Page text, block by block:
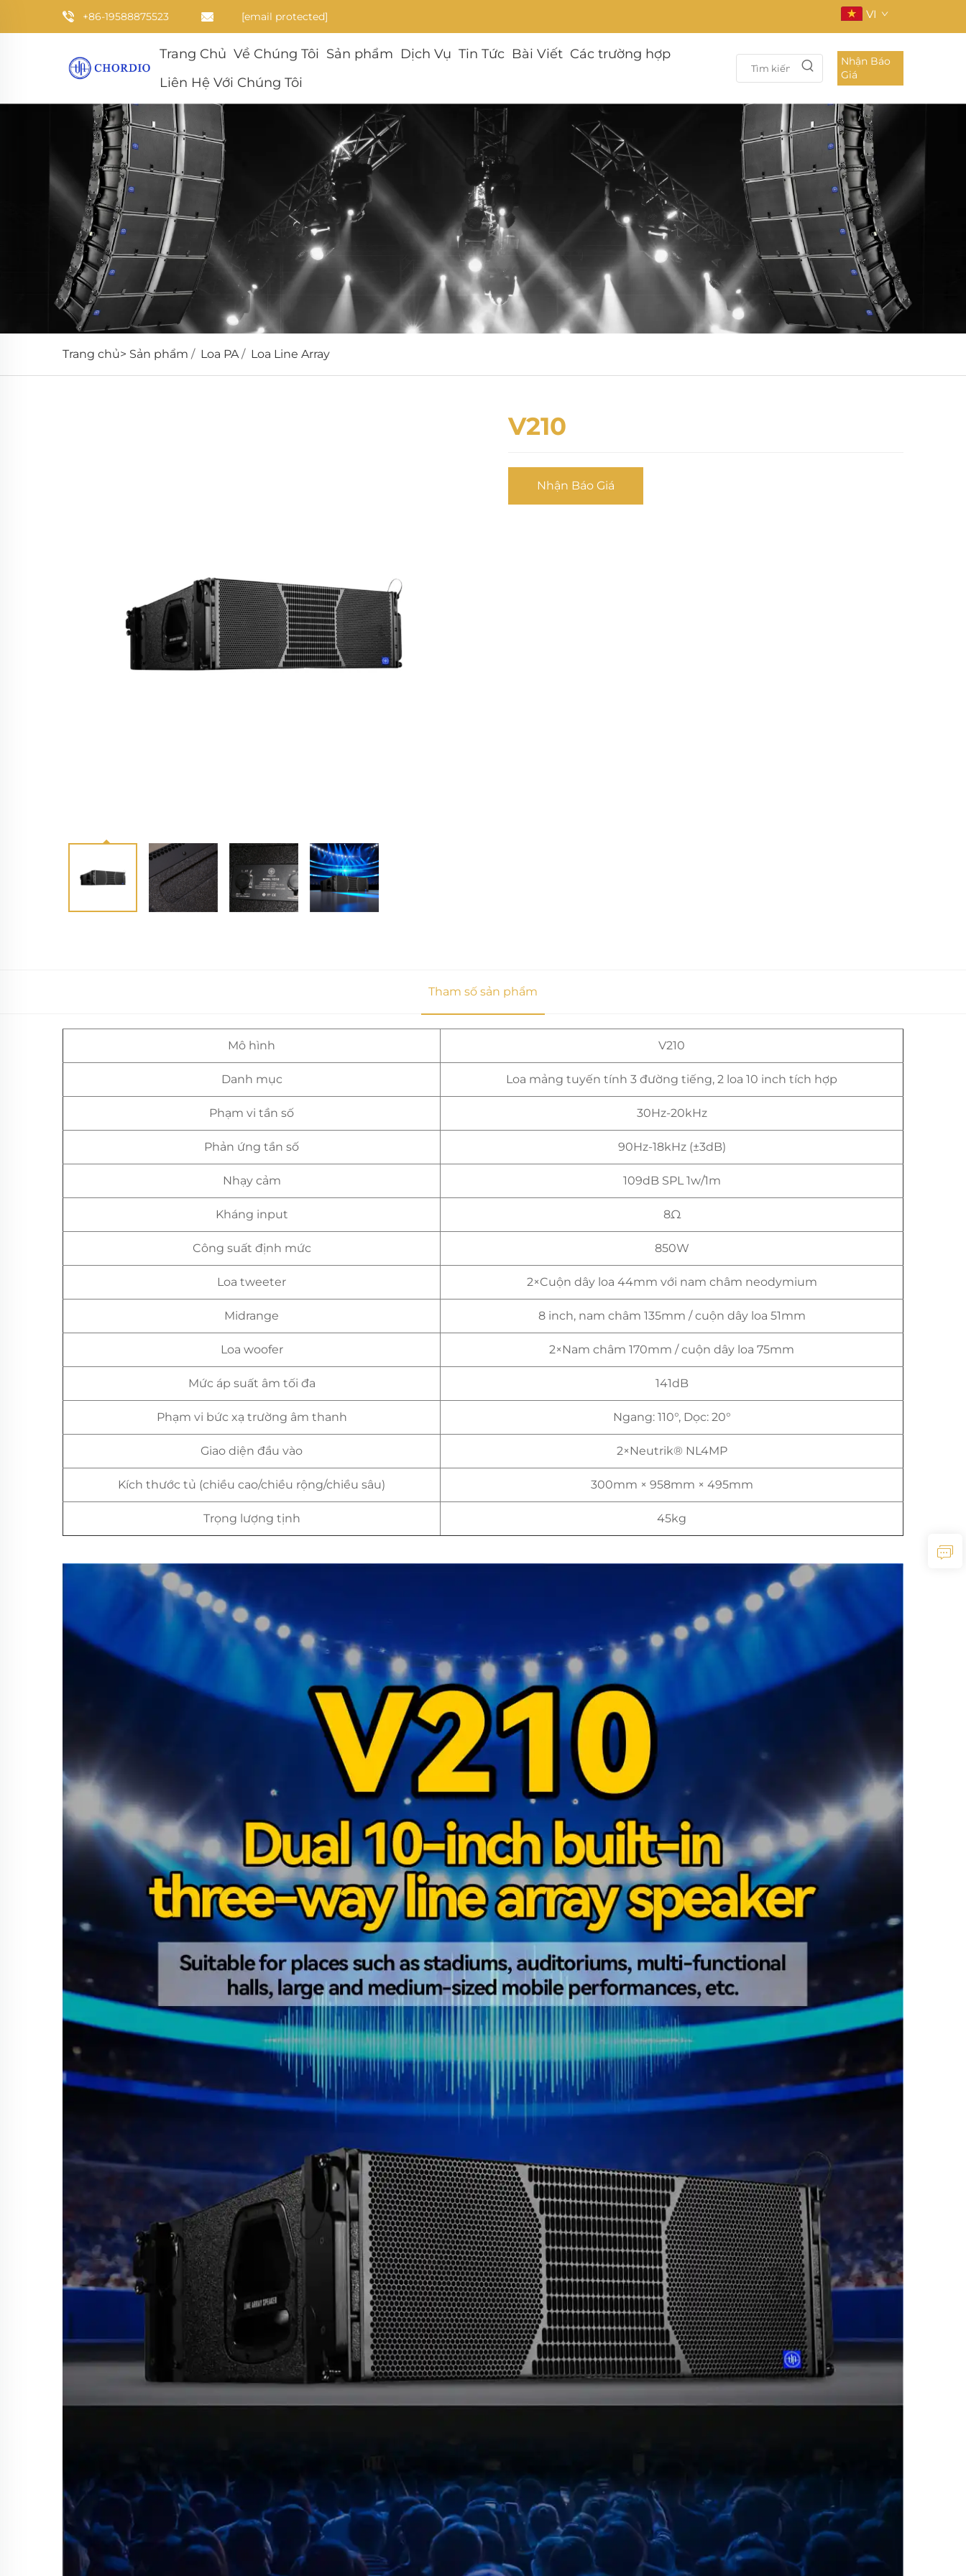
+86-19588875523 [email protected] VI
Trang Chủ Về Chúng Tôi Sản phẩm Dịch Vụ Tin Tức Bài Viết Các trường hợp
Liên Hệ Với Chúng Tôi
Nhận Báo
Giá
Trang chủ> Sản phẩm / Loa PA/ Loa Line Array
V210
Nhận Báo Giá
Tham số sản phẩm
Mô hình V210
Danh mục Loa mảng tuyến tính 3 đường tiếng, 2 loa 10 inch tích hợp
Phạm vi tần số 30Hz-20kHz
Phản ứng tần số 90Hz-18kHz (±3dB)
Nhạy cảm 109dB SPL 1w/1m
Kháng input 8Ω
Công suất định mức 850W
Loa tweeter 2×Cuộn dây loa 44mm với nam châm neodymium
Midrange 8 inch, nam châm 135mm / cuộn dây loa 51mm
Loa woofer 2×Nam châm 170mm / cuộn dây loa 75mm
Mức áp suất âm tối đa 141dB
Phạm vi bức xạ trường âm thanh Ngang: 110°, Dọc: 20°
Giao diện đầu vào 2×Neutrik® NL4MP
Kích thước tủ (chiều cao/chiều rộng/chiều sâu) 300mm × 958mm × 495mm
Trọng lượng tịnh 45kg